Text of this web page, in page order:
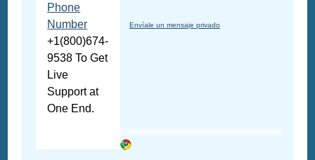
Phone
Number
+1(800)674-
9538 To Get
Live
Support at
One End.
Envíale un mensaje privado